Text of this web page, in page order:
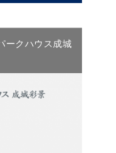
ークハウス成城